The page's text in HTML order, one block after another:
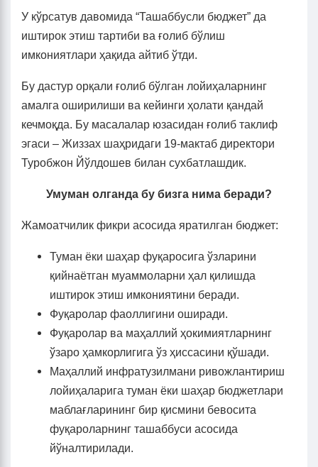
У кўрсатув давомида “Ташаббусли бюджет” да
иштирок этиш тартиби ва ғолиб бўлиш
имкониятлари ҳақида айтиб ўтди.
Бу дастур орқали ғолиб бўлган лойиҳаларнинг
амалга оширилиши ва кейинги ҳолати қандай
кечмоқда. Бу масалалар юзасидан ғолиб таклиф
эгаси – Жиззах шаҳридаги 19-мактаб директори
Туробжон Йўлдошев билан сухбатлашдик.
Умуман олганда бу бизга нима беради?
Жамоатчилик фикри асосида яратилган бюджет:
Туман ёки шаҳар фуқаросига ўзларини
қийнаётган муаммоларни ҳал қилишда
иштирок этиш имкониятини беради.
Фуқаролар фаоллигини оширади.
Фуқаролар ва маҳаллий ҳокимиятларнинг
ўзаро ҳамкорлигига ўз ҳиссасини қўшади.
Маҳаллий инфратузилмани ривожлантириш
лойиҳаларига туман ёки шаҳар бюджетлари
маблағларининг бир қисмини бевосита
фуқароларнинг ташаббуси асосида
йўналтирилади.